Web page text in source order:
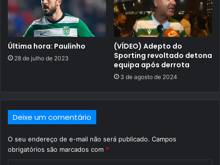
Última hora: Paulinho
28 de julho de 2023
(VÍDEO) Adepto do
Sporting revoltado detona
equipa após derrota
3 de agosto de 2024
Deixe um comentário
O seu endereço de e-mail não será publicado. Campos
obrigatórios são marcados com *